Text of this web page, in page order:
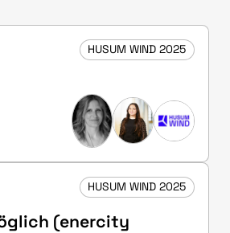
HUSUM WIND 2025
HUSUM WIND 2025
(enercity